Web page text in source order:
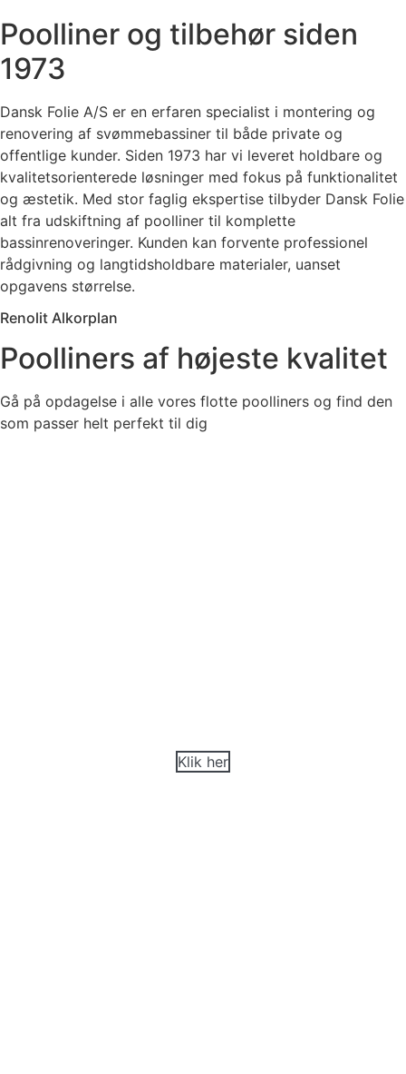
Poolliner og tilbehør siden
1973
Dansk Folie A/S er en erfaren specialist i montering og
renovering af svømmebassiner til både private og
offentlige kunder. Siden 1973 har vi leveret holdbare og
kvalitetsorienterede løsninger med fokus på funktionalitet
og æstetik. Med stor faglig ekspertise tilbyder Dansk Folie
alt fra udskiftning af poolliner til komplette
bassinrenoveringer. Kunden kan forvente professionel
rådgivning og langtidsholdbare materialer, uanset
opgavens størrelse.
Renolit Alkorplan
Poolliners af højeste kvalitet
Gå på opdagelse i alle vores flotte poolliners og find den
som passer helt perfekt til dig
Klik her